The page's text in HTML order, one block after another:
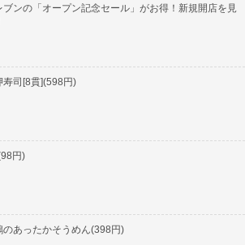
ブンの「オープン記念セール」がお得！新規開店を見
寿司[8貫](598円)
円)
のあったかそうめん(398円)